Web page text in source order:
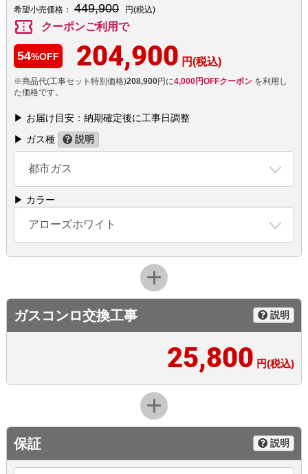
希望小売価格： 449,900 円(税込)
confirmation_number クーポンご利用で
54%OFF 204,900 円(税込)
※商品代(工事セット特別価格)208,900円に4,000円OFFクーポンを利用し
た価格です。
▶ お届け目安：納期確定後に工事日調整
▶ ガス種
説明
都市ガス
▶ カラー
アローズホワイト
ガスコンロ交換工事 説明
25,800 円(税込)
保証 説明